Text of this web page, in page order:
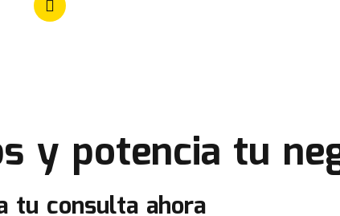
y potencia tu
tu consulta ahora